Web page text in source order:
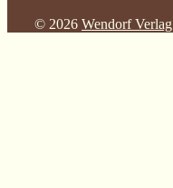
© 2026 Wendorf Verlag